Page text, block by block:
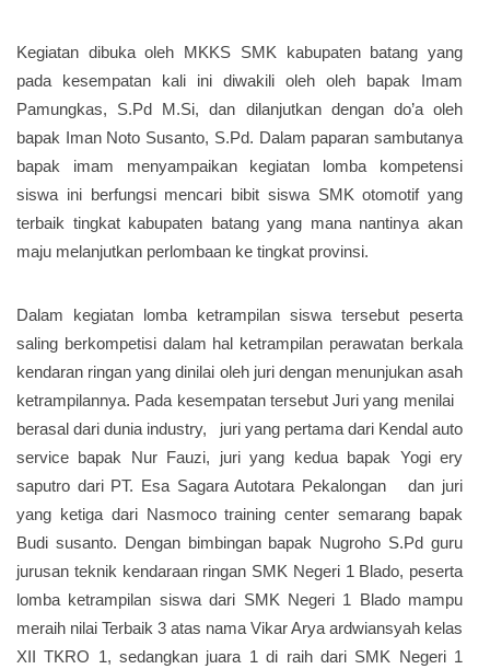
Kegiatan dibuka oleh MKKS SMK kabupaten batang yang
pada kesempatan kali ini diwakili oleh oleh bapak Imam
Pamungkas, S.Pd M.Si, dan dilanjutkan dengan do’a oleh
bapak Iman Noto Susanto, S.Pd. Dalam paparan sambutanya
bapak imam menyampaikan kegiatan lomba kompetensi
siswa ini berfungsi mencari bibit siswa SMK otomotif yang
terbaik tingkat kabupaten batang yang mana nantinya akan
maju melanjutkan perlombaan ke tingkat provinsi.
Dalam kegiatan lomba ketrampilan siswa tersebut peserta
saling berkompetisi dalam hal ketrampilan perawatan berkala
kendaran ringan yang dinilai oleh juri dengan menunjukan asah
ketrampilannya. Pada kesempatan tersebut Juri yang menilai
berasal dari dunia industry, juri yang pertama dari Kendal auto
service bapak Nur Fauzi, juri yang kedua bapak Yogi ery
saputro dari PT. Esa Sagara Autotara Pekalongan dan juri
yang ketiga dari Nasmoco training center semarang bapak
Budi susanto. Dengan bimbingan bapak Nugroho S.Pd guru
jurusan teknik kendaraan ringan SMK Negeri 1 Blado, peserta
lomba ketrampilan siswa dari SMK Negeri 1 Blado mampu
meraih nilai Terbaik 3 atas nama Vikar Arya ardwiansyah kelas
XII TKRO 1, sedangkan juara 1 di raih dari SMK Negeri 1